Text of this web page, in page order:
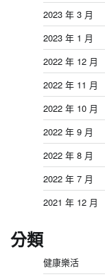
2023 年 3 月
2023 年 1 月
2022 年 12 月
2022 年 11 月
2022 年 10 月
2022 年 9 月
2022 年 8 月
2022 年 7 月
2021 年 12 月
分類
健康樂活